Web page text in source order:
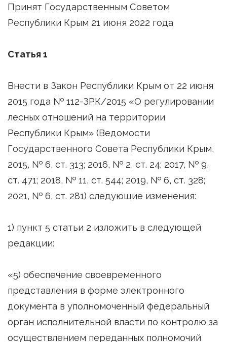
Принят Государственным Советом
Республики Крым 21 июня 2022 года
Статья 1
Внести в Закон Республики Крым от 22 июня
2015 года № 112-ЗРК/2015 «О регулировании
лесных отношений на территории
Республики Крым» (Ведомости
Государственного Совета Республики Крым,
2015, № 6, ст. 313; 2016, № 2, ст. 24; 2017, № 9,
ст. 471; 2018, № 11, ст. 544; 2019, № 6, ст. 328;
2021, № 6, ст. 281) следующие изменения:
1) пункт 5 статьи 2 изложить в следующей
редакции:
«5) обеспечение своевременного
представления в форме электронного
документа в уполномоченный федеральный
орган исполнительной власти по контролю за
осуществлением переданных полномочий